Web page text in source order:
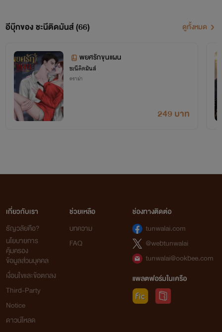
​ช่องทางติดตามความเคลื่อนไหว: Facebook, TikTok และ X (Twitter)
🔍 ค้นหาคำว่า: ชะนีติดมันส์ ได้เลยค่ะ ฝากเอ็นดูนักเขียนคนนี้ด้วยนะคะ"
อีบุ๊กของ ชะนีติดมันส์ (66) ดูทั้งหมด
พยศรักขุนแผน
ชะนีติดมันส์
ดราม่า
249 บาท
เกี่ยวกับเรา
ธัญวลัยคือ?
นโยบายการ
คุ้มครอง
ข้อมูลส่วนบุคคล
เงื่อนไขและข้อตกลง
Third-Party
Notice
ดาวน์โหลด
ช่วยเหลือ
บทความ
FAQ
ช่องทางติดต่อ
tunwalai.com
@webtunwalai
tunwalai@ookbee.com
แพลตฟอร์มในเครือ